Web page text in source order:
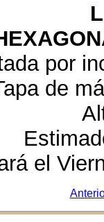
por
de
el